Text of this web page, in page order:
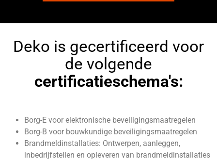
Deko is gecertificeerd voor
de volgende
certificatieschema's:
Borg-E voor elektronische beveiligingsmaatregelen
Borg-B voor bouwkundige beveiligingsmaatregelen
Brandmeldinstallaties: Ontwerpen, aanleggen,
inbedrijfstellen en opleveren van brandmeldinstallaties